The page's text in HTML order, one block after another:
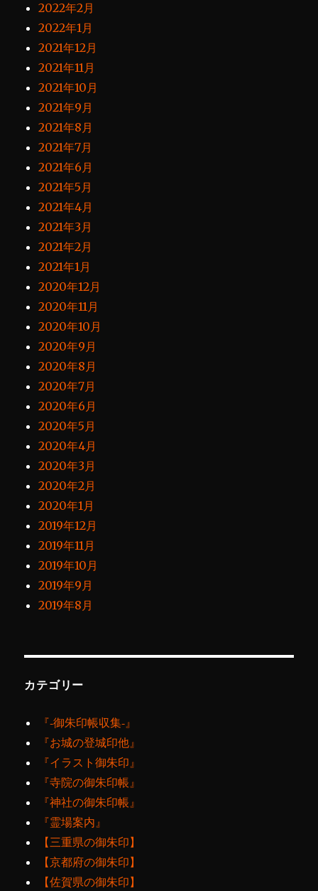
2022年2月
2022年1月
2021年12月
2021年11月
2021年10月
2021年9月
2021年8月
2021年7月
2021年6月
2021年5月
2021年4月
2021年3月
2021年2月
2021年1月
2020年12月
2020年11月
2020年10月
2020年9月
2020年8月
2020年7月
2020年6月
2020年5月
2020年4月
2020年3月
2020年2月
2020年1月
2019年12月
2019年11月
2019年10月
2019年9月
2019年8月
カテゴリー
『‐御朱印帳収集‐』
『お城の登城印他』
『イラスト御朱印』
『寺院の御朱印帳』
『神社の御朱印帳』
『霊場案内』
【三重県の御朱印】
【京都府の御朱印】
【佐賀県の御朱印】